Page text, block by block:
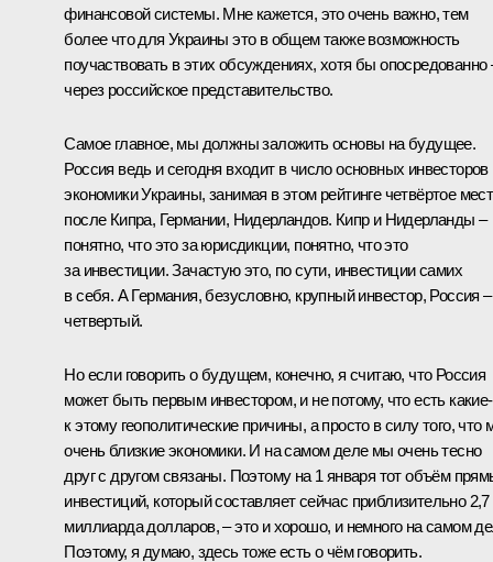
финансовой системы. Мне кажется, это очень важно, тем
более что для Украины это в общем также возможность
поучаствовать в этих обсуждениях, хотя бы опосредованно
через российское представительство.
Самое главное, мы должны заложить основы на будущее.
Россия ведь и сегодня входит в число основных инвесторов
экономики Украины, занимая в этом рейтинге четвёртое
после Кипра, Германии, Нидерландов. Кипр и Нидерланды –
понятно, что это за юрисдикции, понятно, что это
за инвестиции. Зачастую это, по сути, инвестиции самих
в себя. А Германия, безусловно, крупный инвестор, Россия –
четвертый.
Но если говорить о будущем, конечно, я считаю, что Россия
может быть первым инвестором, и не потому, что есть
к этому геополитические причины, а просто в силу того, что
очень близкие экономики. И на самом деле мы очень тесно
друг с другом связаны. Поэтому на 1 января тот объём
инвестиций, который составляет сейчас приблизительно 2,7
миллиарда долларов, – это и хорошо, и немного на самом
Поэтому, я думаю, здесь тоже есть о чём говорить.